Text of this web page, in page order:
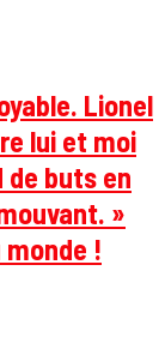
Lionel
lui et moi
de buts en
»
monde !